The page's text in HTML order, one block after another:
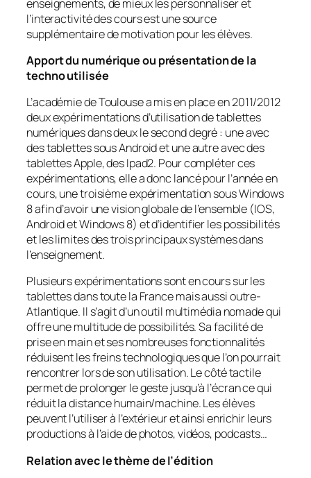
enseignements, de mieux les personnaliser et
l’interactivité des cours est une source
supplémentaire de motivation pour les élèves.
Apport du numérique ou présentation de la
techno utilisée
L’académie de Toulouse a mis en place en 2011/2012
deux expérimentations d’utilisation de tablettes
numériques dans deux le second degré : une avec
des tablettes sous Android et une autre avec des
tablettes Apple, des Ipad2. Pour compléter ces
expérimentations, elle a donc lancé pour l’année en
cours, une troisième expérimentation sous Windows
8 afin d’avoir une vision globale de l’ensemble (IOS,
Android et Windows 8) et d’identifier les possibilités
et les limites des trois principaux systèmes dans
l’enseignement.
Plusieurs expérimentations sont en cours sur les
tablettes dans toute la France mais aussi outre-
Atlantique. Il s’agit d’un outil multimédia nomade qui
offre une multitude de possibilités. Sa facilité de
prise en main et ses nombreuses fonctionnalités
réduisent les freins technologiques que l’on pourrait
rencontrer lors de son utilisation. Le côté tactile
permet de prolonger le geste jusqu’à l’écran ce qui
réduit la distance humain/machine. Les élèves
peuvent l’utiliser à l’extérieur et ainsi enrichir leurs
productions à l’aide de photos, vidéos, podcasts…
Relation avec le thème de l’édition